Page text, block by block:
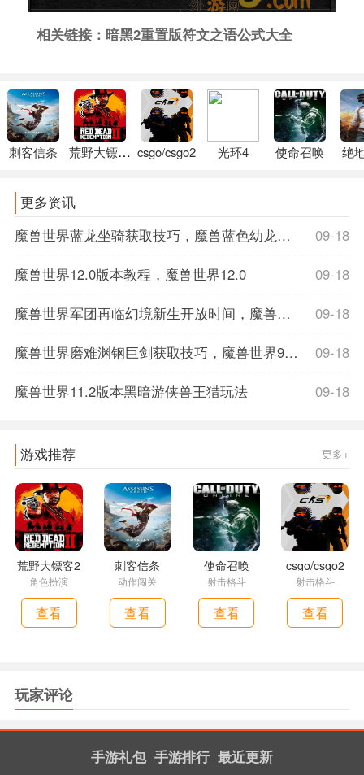
相关链接：暗黑2重置版符文之语公式大全
刺客信条 荒野大镖客2 csgo/csgo2 光环4 使命召唤 绝
更多资讯
09-18
魔兽世界蓝龙坐骑获取技巧，魔兽蓝色幼龙坐骑
09-18
魔兽世界12.0版本教程，魔兽世界12.0
09-18
魔兽世界军团再临幻境新生开放时间，魔兽世界军团再临数据库
09-18
魔兽世界磨难渊钢巨剑获取技巧，魔兽世界9.1磨难词缀
09-18
魔兽世界11.2版本黑暗游侠兽王猎玩法
游戏推荐 更多+
荒野大镖客2
角色扮演
查看
刺客信条
动作闯关
查看
使命召唤
射击格斗
查看
csgo/csgo2
射击格斗
查看
玩家评论
手游礼包 手游排行 最近更新